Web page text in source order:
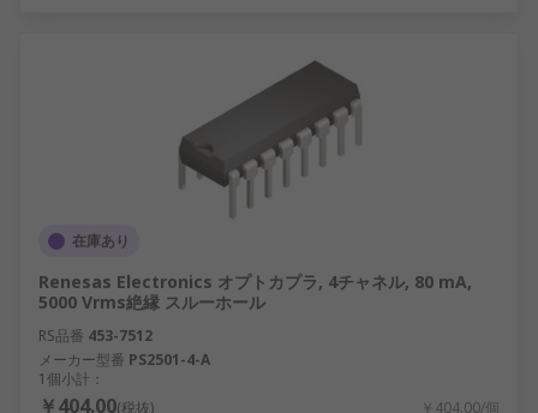
在庫あり
Renesas Electronics オプトカプラ, 4チャネル, 80 mA,
5000 Vrms絶縁 スルーホール
RS品番 453-7512
メーカー型番 PS2501-4-A
1個小計：
￥404.00(税抜) ￥404.00/個